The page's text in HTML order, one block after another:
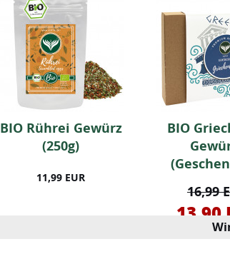
BIO Rührei Gewürz
(250g)
11,99 EUR
BIO
16,99
13,90